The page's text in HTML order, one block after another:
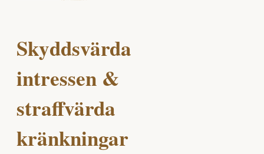
Skyddsvärda
intressen &
straffvärda
kränkningar